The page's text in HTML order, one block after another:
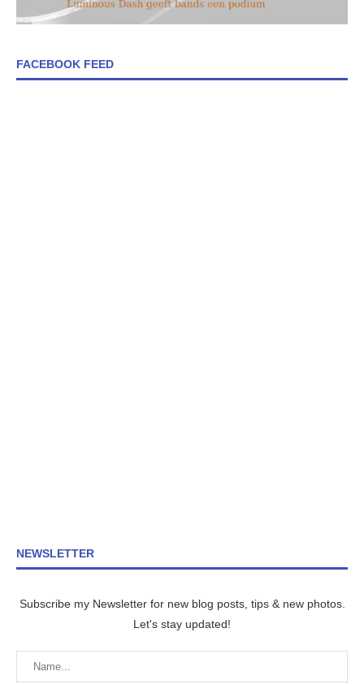
FACEBOOK FEED
NEWSLETTER
Subscribe my Newsletter for new blog posts, tips & new photos.
Let's stay updated!